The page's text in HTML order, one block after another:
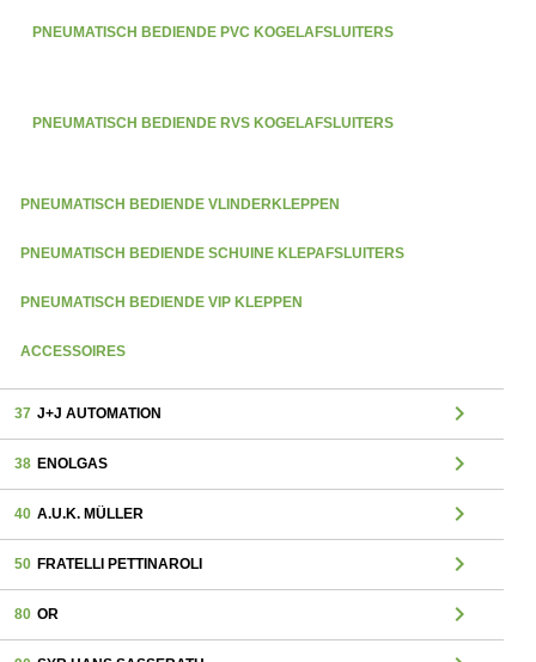
PNEUMATISCH BEDIENDE PVC KOGELAFSLUITERS
PNEUMATISCH BEDIENDE RVS KOGELAFSLUITERS
PNEUMATISCH BEDIENDE VLINDERKLEPPEN
PNEUMATISCH BEDIENDE SCHUINE KLEPAFSLUITERS
PNEUMATISCH BEDIENDE VIP KLEPPEN
ACCESSOIRES
37 J+J AUTOMATION chevron_right
38 ENOLGAS chevron_right
40 A.U.K. MÜLLER chevron_right
50 FRATELLI PETTINAROLI chevron_right
80 OR chevron_right